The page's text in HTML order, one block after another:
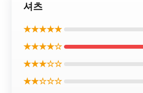
셔츠
★★★★★
★★★★☆
★★★☆☆
★★☆☆☆